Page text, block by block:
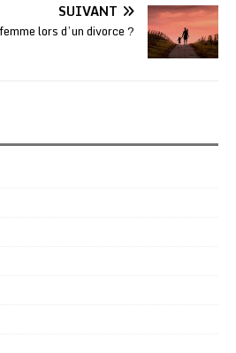
SUIVANT
lors d’un divorce ?